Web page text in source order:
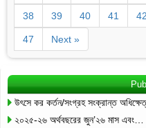
38 39 40 41 42
47 Next »
উৎসে কর কর্তন/সংগ্রহ সংক্রান্ত
২০২৫-২৬ অর্থবছরের জুন’২৬ মাস এবং…